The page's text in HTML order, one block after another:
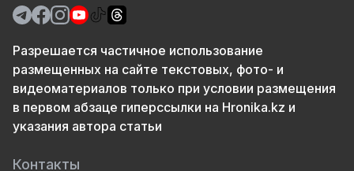
Разрешается частичное использование
размещенных на сайте текстовых, фото- и
видеоматериалов только при условии размещения
в первом абзаце гиперссылки на Hronika.kz и
указания автора статьи
Контакты